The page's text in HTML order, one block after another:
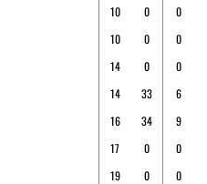
10 0
0
10 0
0
14 0
0
14 33
6
16 34
9
17 0
0
19 0
0